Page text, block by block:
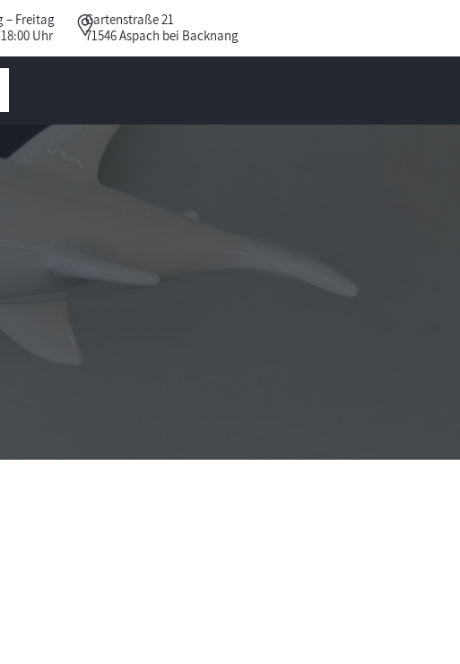
– Freitag
Uhr
Gartenstraße 21
71546 Aspach bei Backnang